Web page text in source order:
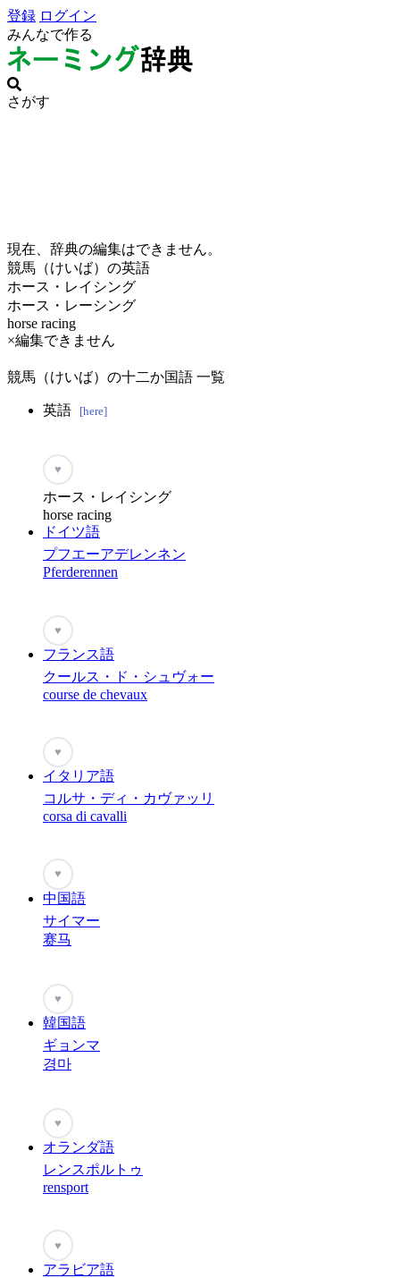
登録 ログイン
みんなで作る
さがす
現在、辞典の編集はできません。
競馬（けいば）の英語
ホース・レイシング
ホース・レーシング
horse racing
×編集できません
競馬（けいば）の十二か国語 一覧
英語 [here]
♥
ホース・レイシング
horse racing
ドイツ語
プフエーアデレンネン
Pferderennen
♥
フランス語
クールス・ド・シュヴォー
course de chevaux
♥
イタリア語
コルサ・ディ・カヴァッリ
corsa di cavalli
♥
中国語
サイマー
赛马
♥
韓国語
ギョンマ
경마
♥
オランダ語
レンスポルトゥ
rensport
♥
アラビア語